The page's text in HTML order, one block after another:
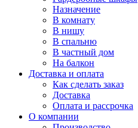
Назначение
В комнату
В нишу
В спальню
В частный дом
На балкон
Доставка и оплата
Как сделать заказ
Доставка
Оплата и рассрочка
О компании